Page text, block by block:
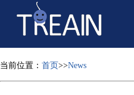
当前位置： 首页>>News